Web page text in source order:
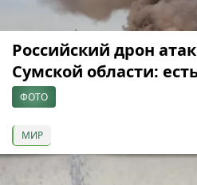
Российский дрон
Сумской области:
ФОТО
МИР